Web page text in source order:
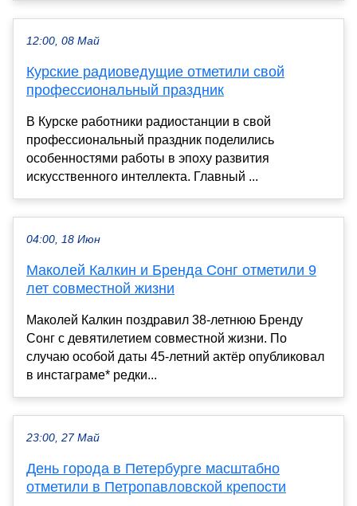
12:00, 08 Май
Курские радиоведущие отметили свой
профессиональный праздник
В Курске работники радиостанции в свой
профессиональный праздник поделились
особенностями работы в эпоху развития
искусственного интеллекта. Главный ...
04:00, 18 Июн
Маколей Калкин и Бренда Сонг отметили 9
лет совместной жизни
Маколей Калкин поздравил 38-летнюю Бренду
Сонг с девятилетием совместной жизни. По
случаю особой даты 45-летний актёр опубликовал
в инстаграме* редки...
23:00, 27 Май
День города в Петербурге масштабно
отметили в Петропавловской крепости